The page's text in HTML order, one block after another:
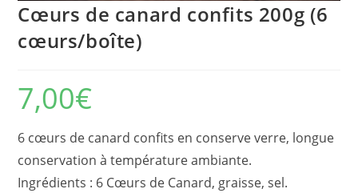
Cœurs de canard confits 200g (6
cœurs/boîte)
7,00€
6 cœurs de canard confits en conserve verre, longue
conservation à température ambiante.
Ingrédients : 6 Cœurs de Canard, graisse, sel.